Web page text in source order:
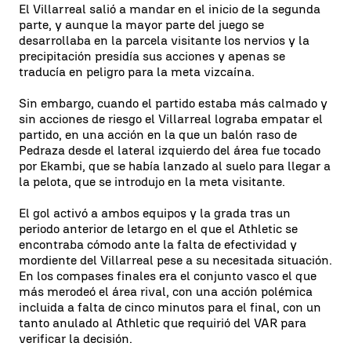
El Villarreal salió a mandar en el inicio de la segunda
parte, y aunque la mayor parte del juego se
desarrollaba en la parcela visitante los nervios y la
precipitación presidía sus acciones y apenas se
traducía en peligro para la meta vizcaína.
Sin embargo, cuando el partido estaba más calmado y
sin acciones de riesgo el Villarreal lograba empatar el
partido, en una acción en la que un balón raso de
Pedraza desde el lateral izquierdo del área fue tocado
por Ekambi, que se había lanzado al suelo para llegar a
la pelota, que se introdujo en la meta visitante.
El gol activó a ambos equipos y la grada tras un
periodo anterior de letargo en el que el Athletic se
encontraba cómodo ante la falta de efectividad y
mordiente del Villarreal pese a su necesitada situación.
En los compases finales era el conjunto vasco el que
más merodeó el área rival, con una acción polémica
incluida a falta de cinco minutos para el final, con un
tanto anulado al Athletic que requirió del VAR para
verificar la decisión.